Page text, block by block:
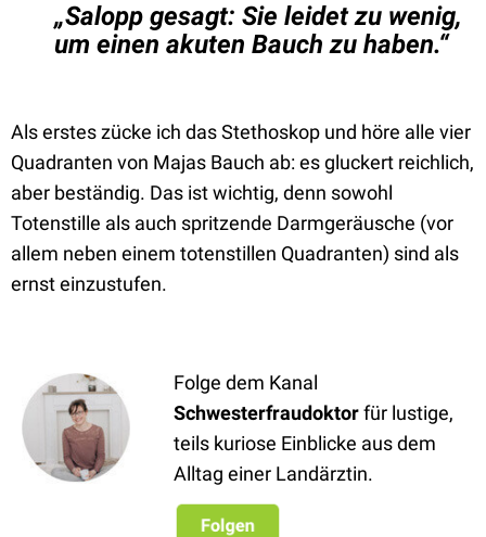
„Salopp gesagt: Sie leidet zu wenig,
um einen akuten Bauch zu haben.“
Als erstes zücke ich das Stethoskop und höre alle vier
Quadranten von Majas Bauch ab: es gluckert reichlich,
aber beständig. Das ist wichtig, denn sowohl
Totenstille als auch spritzende Darmgeräusche (vor
allem neben einem totenstillen Quadranten) sind als
ernst einzustufen.
Folge dem Kanal
Schwesterfraudoktorfür lustige,
teils kuriose Einblicke aus dem
Alltag einer Landärztin.